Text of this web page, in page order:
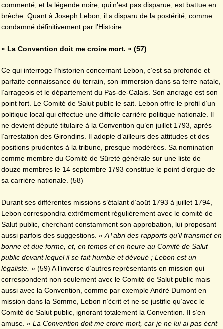
commenté, et la légende noire, qui n’est pas disparue, est battue en
brèche. Quant à Joseph Lebon, il a disparu de la postérité, comme
condamné définitivement par l’Histoire.
« La Convention doit me croire mort. » (57)
Ce qui interroge l’historien concernant Lebon, c’est sa profonde et
parfaite connaissance du terrain, son immersion dans sa terre natale,
l’arrageois et le département du Pas-de-Calais. Son ancrage est son
point fort. Le Comité de Salut public le sait. Lebon offre le profil d’un
politique local qui effectue une difficile carrière politique nationale. Il
ne devient député titulaire à la Convention qu’en juillet 1793, après
l’arrestation des Girondins. Il adopte d’ailleurs des attitudes et des
positions prudentes à la tribune, presque modérées. Sa nomination
comme membre du Comité de Sûreté générale sur une liste de
douze membres le 14 septembre 1793 constitue le point d’orgue de
sa carrière nationale. (58)
Durant ses différentes missions s’étalant d’août 1793 à juillet 1794,
Lebon correspondra extrêmement régulièrement avec le comité de
Salut public, cherchant constamment son approbation, lui proposant
aussi parfois des suggestions. « A l’abri des rapports qu’il transmet en
bonne et due forme, et, en temps et en heure au Comité de Salut
public devant lequel il se fait humble et dévoué ; Lebon est un
légaliste. » (59) A l’inverse d’autres représentants en mission qui
correspondent non seulement avec le Comité de Salut public mais
aussi avec la Convention, comme par exemple André Dumont en
mission dans la Somme, Lebon n’écrit et ne se justifie qu’avec le
Comité de Salut public, ignorant totalement la Convention. Il s’en
amuse. « La Convention doit me croire mort, car je ne lui ai pas écrit